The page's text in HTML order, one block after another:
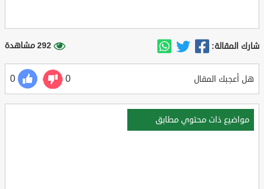
شارك المقالة: 292 مشاهدة
هل أعجبك المقال 0
0
مواضيع ذات محتوي مطابق